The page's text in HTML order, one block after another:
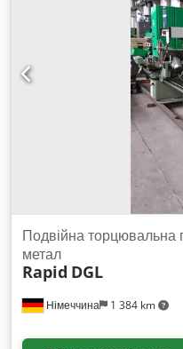
Німеччина 1 384 km
Подвійна торцювальна
метал
Rapid DGL